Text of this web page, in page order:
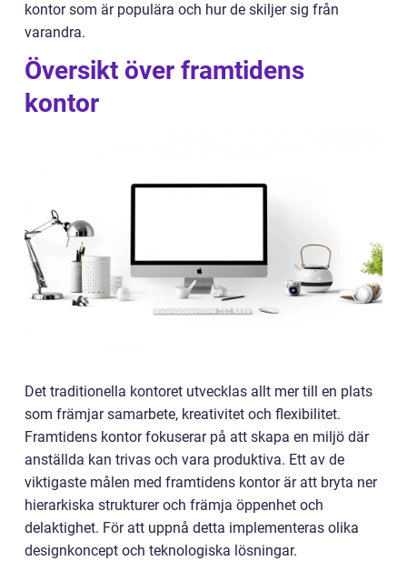
kontor som är populära och hur de skiljer sig från
varandra.
Översikt över framtidens
kontor
Det traditionella kontoret utvecklas allt mer till en plats
som främjar samarbete, kreativitet och flexibilitet.
Framtidens kontor fokuserar på att skapa en miljö där
anställda kan trivas och vara produktiva. Ett av de
viktigaste målen med framtidens kontor är att bryta ner
hierarkiska strukturer och främja öppenhet och
delaktighet. För att uppnå detta implementeras olika
designkoncept och teknologiska lösningar.